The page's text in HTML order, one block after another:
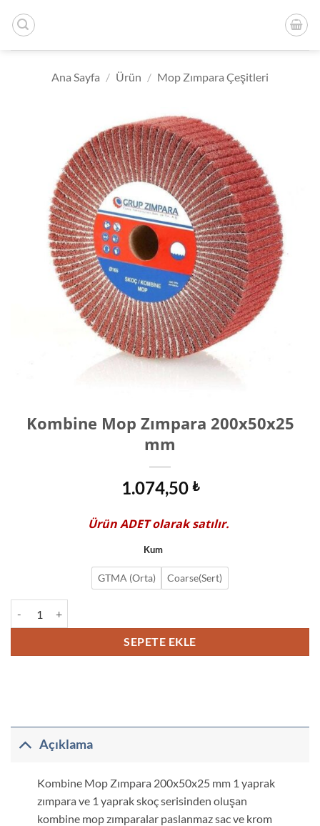
atla
Ana Sayfa / Ürün / Mop Zımpara Çeşitleri
Kombine Mop Zımpara 200x50x25
mm
1.074,50 ₺
ÜrünADETolarak satılır.
Kum
GTMA (Orta) Coarse(Sert)
SEPETE EKLE
Açıklama
Kombine Mop Zımpara 200x50x25 mm 1 yaprak
zımpara ve 1 yaprak skoç serisinden oluşan
kombine mop zımparalar paslanmaz sac ve krom